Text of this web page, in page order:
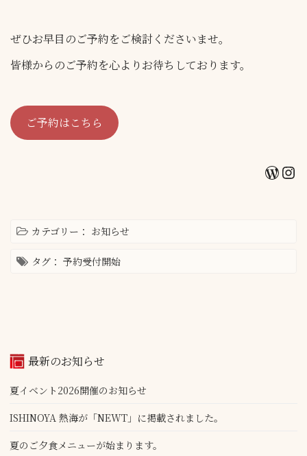
ぜひお早目のご予約をご検討くださいませ。
皆様からのご予約を心よりお待ちしております。
ご予約はこちら
カテゴリー： お知らせ
タグ：予約受付開始
最新のお知らせ
夏イベント2026開催のお知らせ
ISHINOYA 熱海が「NEWT」に掲載されました。
夏のご夕食メニューが始まります。